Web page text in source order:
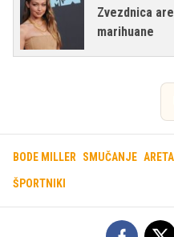
Zvezdnica
marihuane
BODE MILLER SMUČANJE
ŠPORTNIKI